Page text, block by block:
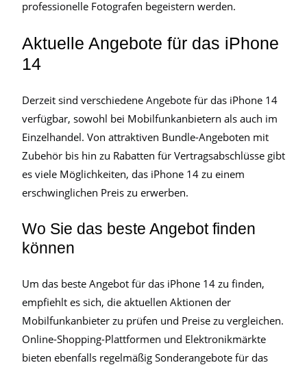
professionelle Fotografen begeistern werden.
Aktuelle Angebote für das iPhone
14
Derzeit sind verschiedene Angebote für das iPhone 14
verfügbar, sowohl bei Mobilfunkanbietern als auch im
Einzelhandel. Von attraktiven Bundle-Angeboten mit
Zubehör bis hin zu Rabatten für Vertragsabschlüsse gibt
es viele Möglichkeiten, das iPhone 14 zu einem
erschwinglichen Preis zu erwerben.
Wo Sie das beste Angebot finden
können
Um das beste Angebot für das iPhone 14 zu finden,
empfiehlt es sich, die aktuellen Aktionen der
Mobilfunkanbieter zu prüfen und Preise zu vergleichen.
Online-Shopping-Plattformen und Elektronikmärkte
bieten ebenfalls regelmäßig Sonderangebote für das